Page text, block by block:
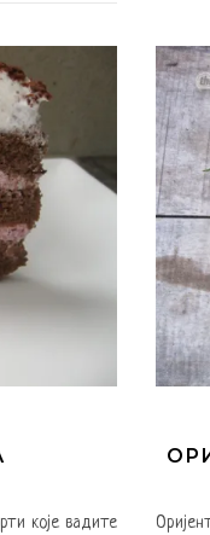
које вадите